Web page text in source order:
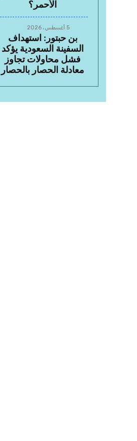
الأحمر؟
5 أغسطس، 2026
بن حبتور: استهداف
السفينة السعودية يؤكد
فشل محاولات تجاوز
معادلة الحصار بالحصار